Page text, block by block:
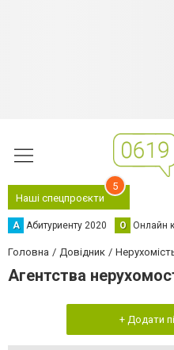
Наші спецпроєкти
5
А Абитуриенту 2020 О Онлайн
Головна Довідник
Агентства
+ Додати